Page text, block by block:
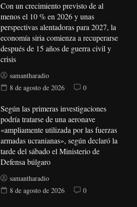
Con un crecimiento previsto de al
menos el 10 % en 2026 y unas
perspectivas alentadoras para 2027, la
economía siria comienza a recuperarse
después de 15 años de guerra civil y
crisis
samantharadio
8 de agosto de 2026
0
Según las primeras investigaciones
podría tratarse de una aeronave
«ampliamente utilizada por las fuerzas
armadas ucranianas», según declaró la
tarde del sábado el Ministerio de
Defensa búlgaro
samantharadio
8 de agosto de 2026
0